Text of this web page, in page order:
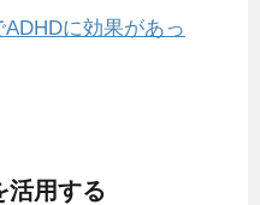
ADHDに効果があっ
活用する